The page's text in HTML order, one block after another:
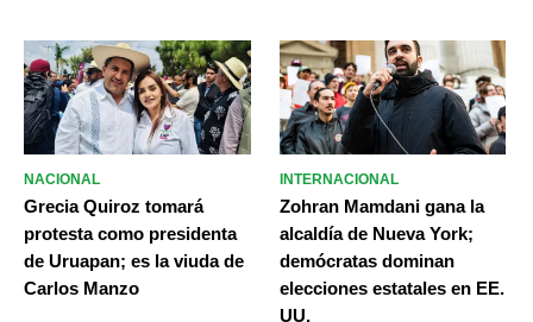
NACIONAL
Grecia Quiroz tomará
protesta como presidenta
de Uruapan; es la viuda de
Carlos Manzo
INTERNACIONAL
Zohran Mamdani gana la
alcaldía de Nueva York;
demócratas dominan
elecciones estatales en EE.
UU.